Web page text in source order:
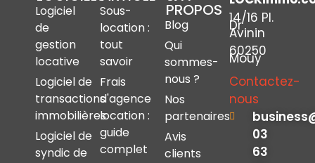
Logiciel
de
gestion
locative
Logiciel de
transactions
immobilières
Logiciel de
syndic de
Sous-
location :
tout
savoir
Frais
d'agence
location :
guide
complet
PROPOS
Blog
Qui
sommes-
nous ?
Nos
partenaires
Avis
clients
14/16 Pl.
Dr
Avinin
60250
Mouy
Contactez-
nous
03
63